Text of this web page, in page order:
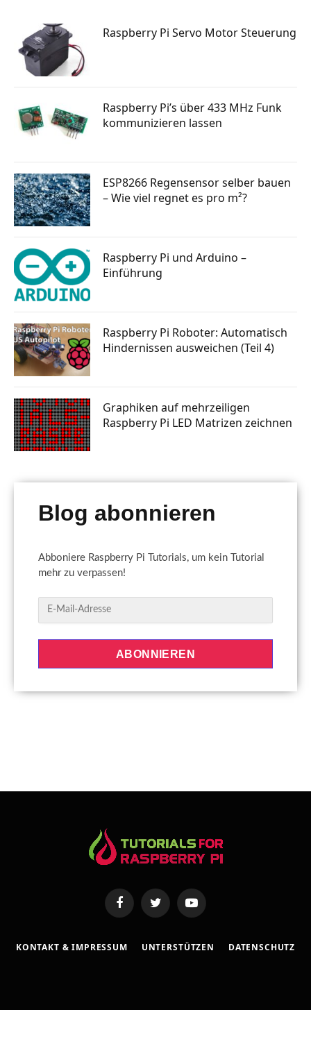
Raspberry Pi Servo Motor Steuerung
Raspberry Pi’s über 433 MHz Funk
kommunizieren lassen
ESP8266 Regensensor selber bauen
– Wie viel regnet es pro m²?
Raspberry Pi und Arduino –
Einführung
Raspberry Pi Roboter: Automatisch
Hindernissen ausweichen (Teil 4)
Graphiken auf mehrzeiligen
Raspberry Pi LED Matrizen zeichnen
Blog abonnieren
Abboniere Raspberry Pi Tutorials, um kein Tutorial
mehr zu verpassen!
-
ABONNIEREN
FacebookTwitter YouTube
KONTAKT & IMPRESSUM UNTERSTÜTZEN DATENSCHUTZ